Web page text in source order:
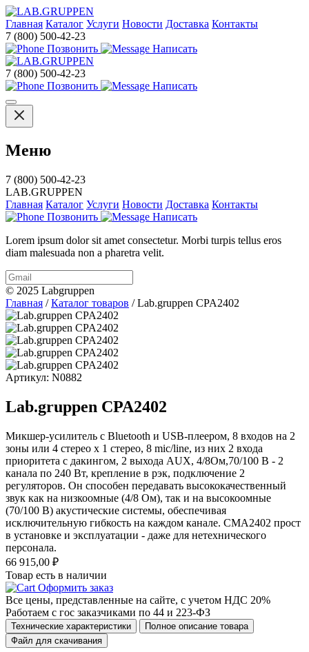
Главная Каталог Услуги Новости Доставка Контакты
7 (800) 500-42-23
Позвонить
Написать
7 (800) 500-42-23
Позвонить
Написать
Меню
7 (800) 500-42-23
LAB.GRUPPEN
Главная Каталог Услуги Новости Доставка Контакты
Позвонить
Написать
Lorem ipsum dolor sit amet consectetur. Morbi turpis tellus eros
diam malesuada non a pharetra velit.
© 2025 Labgruppen
Главная / Каталог товаров / Lab.gruppen CPA2402
Артикул: N0882
Lab.gruppen CPA2402
Микшер-усилитель с Bluetooth и USB-плеером, 8 входов на 2
зоны или 4 стерео x 1 стерео, 8 mic/line, из них 2 входа
приоритета с дакингом, 2 выхода AUX, 4/8Ом,70/100 B - 2
канала по 240 Вт, крепление в рэк, подключение 2
регуляторов. Он способен передавать высококачественный
звук как на низкоомные (4/8 Ом), так и на высокоомные
(70/100 В) акустические системы, обеспечивая
исключительную гибкость на каждом канале. CMA2402 прост
в установке и эксплуатации - даже для нетехнического
персонала.
66 915,00 ₽
Товар есть в наличии
Оформить заказ
Все цены, представленные на сайте, с учетом НДС 20%
Работаем с гос заказчиками по 44 и 223-ФЗ
Технические характеристики
Полное описание товара
Файл для скачивания